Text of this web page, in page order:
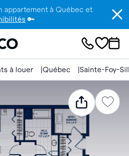
appartement à Québec et
🔑
à louer Québec Sainte-Foy-